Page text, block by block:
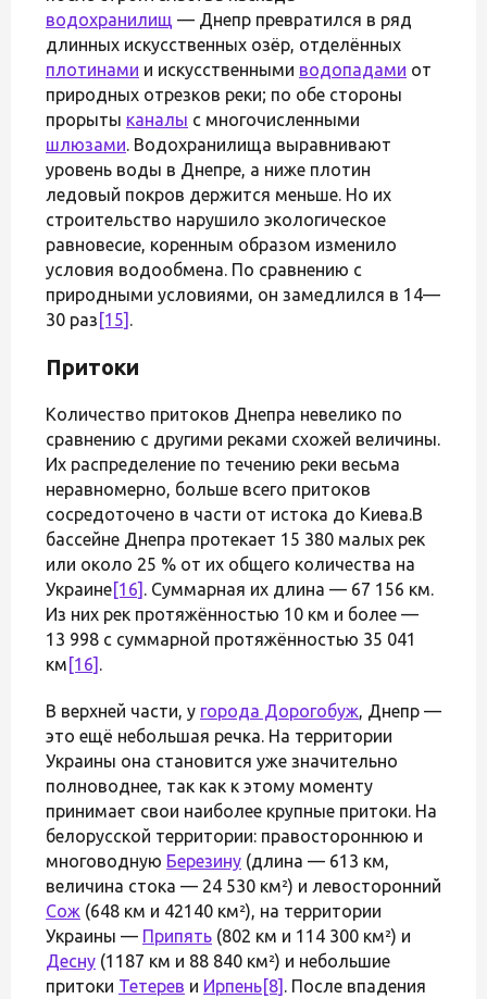
водохранилищ — Днепр превратился в ряд
длинных искусственных озёр, отделённых
плотинами и искусственными водопадами от
природных отрезков реки; по обе стороны
прорыты каналы с многочисленными
шлюзами. Водохранилища выравнивают
уровень воды в Днепре, а ниже плотин
ледовый покров держится меньше. Но их
строительство нарушило экологическое
равновесие, коренным образом изменило
условия водообмена. По сравнению с
природными условиями, он замедлился в 14—
30 раз [15] .
Притоки
Количество притоков Днепра невелико по
сравнению с другими реками схожей величины.
Их распределение по течению реки весьма
неравномерно, больше всего притоков
сосредоточено в части от истока до Киева.В
бассейне Днепра протекает 15 380 малых рек
или около 25 % от их общего количества на
Украине[16] . Суммарная их длина — 67 156 км.
Из них рек протяжённостью 10 км и более —
13 998 с суммарной протяжённостью 35 041
км [16] .
В верхней части, у города Дорогобуж, Днепр —
это ещё небольшая речка. На территории
Украины она становится уже значительно
полноводнее, так как к этому моменту
принимает свои наиболее крупные притоки. На
белорусской территории: правостороннюю и
многоводную Березину (длина — 613 км,
величина стока — 24 530 км²) и левосторонний
Сож (648 км и 42140 км²), на территории
Украины — Припять (802 км и 114 300 км²) и
Десну (1187 км и 88 840 км²) и небольшие
притоки Тетерев и Ирпень[8] . После впадения